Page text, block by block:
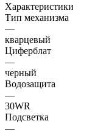
Характеристики
Тип механизма
—
кварцевый
Циферблат
—
черный
Водозащита
—
30WR
Подсветка
—